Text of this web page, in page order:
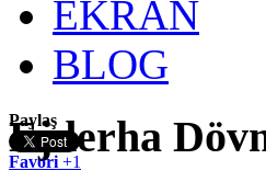
EKRAN
BLOG
Paylaş
Favori +1
Ejderha